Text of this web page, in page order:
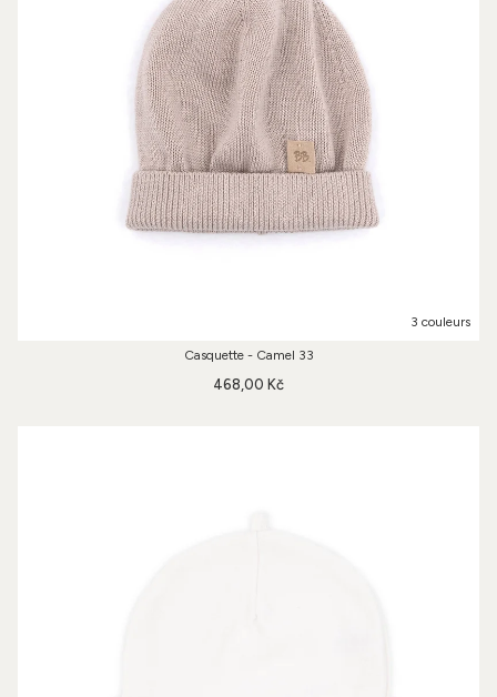
3 couleurs
Casquette - Camel 33
468,00 Kč